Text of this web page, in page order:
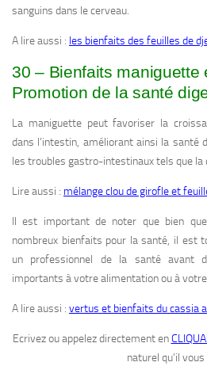
sanguins dans le cerveau.
A lire aussi : les bienfaits des feuilles de
30 – Bienfaits maniguette
Promotion de la santé
La maniguette peut favoriser la
dans l’intestin, améliorant ainsi la santé
les troubles gastro-intestinaux tels que la
Lire aussi : mélange clou de girofle et
Il est important de noter que bien
nombreux bienfaits pour la santé, il est
un professionnel de la santé avant
importants à votre alimentation ou à
A lire aussi : vertus et bienfaits du cassia
Ecrivez ou appelez directement en
naturel qu’il